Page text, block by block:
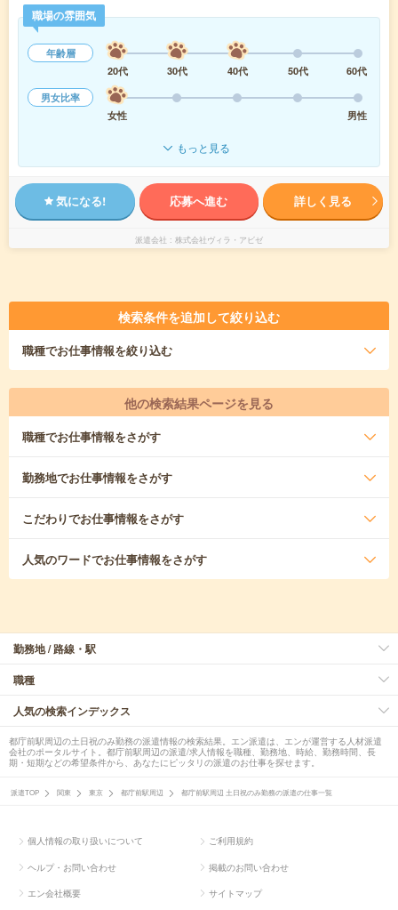
職場の雰囲気
年齢層
20代
30代 40代 50代
60代
男女比率
女性
男性
もっと見る
気になる! 応募へ進む 詳しく見る
派遣会社 株式会社ヴィラ・アビゼ
検索条件を追加して絞り込む
職種でお仕事情報を絞り込む
他の検索結果ページを見る
職種でお仕事情報をさがす
勤務地でお仕事情報をさがす
こだわりでお仕事情報をさがす
人気のワードでお仕事情報をさがす
勤務地 / 路線・駅
職種
人気の検索インデックス
都庁前駅周辺の土日祝のみ勤務の派遣情報の検索結果。エン派遣は、エンが運営する人材派遣
会社のポータルサイト。都庁前駅周辺の派遣/求人情報を職種、勤務地、時給、勤務時間、長
期・短期などの希望条件から、あなたにピッタリの派遣のお仕事を探せます。
派遣TOP 関東 東京 都庁前駅周辺 都庁前駅周辺 土日祝のみ勤務の派遣の仕事一覧
個人情報の取り扱いについて ご利用規約
ヘルプ・お問い合わせ 掲載のお問い合わせ
エン会社概要 サイトマップ